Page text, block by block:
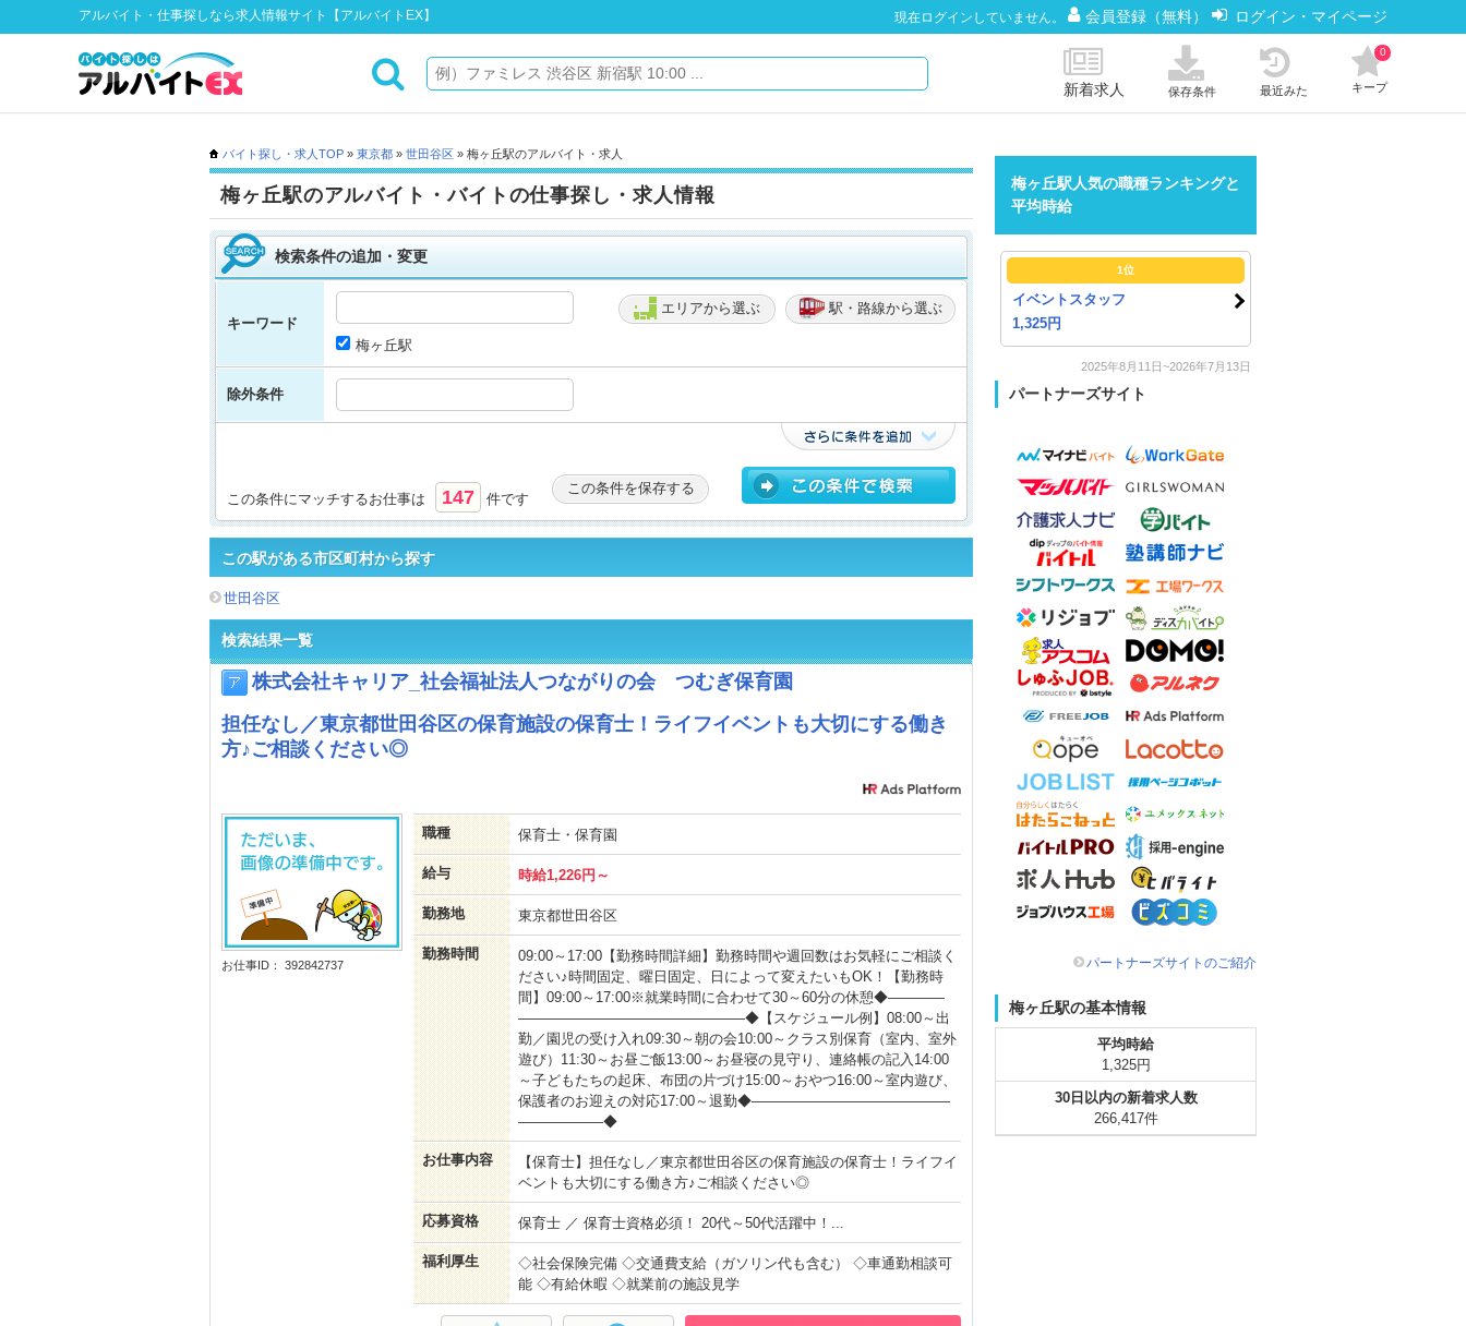
アルバイト・仕事探しなら求人情報サイト【アルバイトEX】 現在ログインしていません。 会員登録（無料） ログイン・マイページ
新着求人 保存条件 最近みた キープ
0
バイト探し・求人TOP » 東京都 » 世田谷区 » 梅ヶ丘駅のアルバイト・求人
梅ヶ丘駅のアルバイト・バイトの仕事探し・求人情報
検索条件の追加・変更
キーワード
エリアから選ぶ 駅・路線から選ぶ
梅ヶ丘駅
除外条件
この条件にマッチするお仕事は 147 件です
この条件を保存する
この駅がある市区町村から探す
世田谷区
検索結果一覧
株式会社キャリア_社会福祉法人つながりの会 つむぎ保育園
担任なし／東京都世田谷区の保育施設の保育士！ライフイベントも大切にする働き
方♪ご相談ください◎
お仕事ID： 392842737
職種 保育士・保育園
給与 時給1,226円～
勤務地 東京都世田谷区
勤務時間
09:00～17:00【勤務時間詳細】勤務時間や週回数はお気軽にご相談く
ださい♪時間固定、曜日固定、日によって変えたいもOK！【勤務時
間】09:00～17:00※就業時間に合わせて30～60分の休憩◆――――
――――――――――――――――◆【スケジュール例】08:00～出
勤／園児の受け入れ09:30～朝の会10:00～クラス別保育（室内、室外
遊び）11:30～お昼ご飯13:00～お昼寝の見守り、連絡帳の記入14:00
～子どもたちの起床、布団の片づけ15:00～おやつ16:00～室内遊び、
保護者のお迎えの対応17:00～退勤◆――――――――――――――
――――――◆
お仕事内容
【保育士】担任なし／東京都世田谷区の保育施設の保育士！ライフイ
ベントも大切にする働き方♪ご相談ください◎
応募資格 保育士 ／ 保育士資格必須！ 20代～50代活躍中！...
福利厚生
◇社会保険完備 ◇交通費支給（ガソリン代も含む） ◇車通勤相談可
能 ◇有給休暇 ◇就業前の施設見学
梅ヶ丘駅人気の職種ランキングと
平均時給
1位
イベントスタッフ
1,325円
2025年8月11日~2026年7月13日
パートナーズサイト
パートナーズサイトのご紹介
梅ヶ丘駅の基本情報
平均時給
1,325円
30日以内の新着求人数
266,417件